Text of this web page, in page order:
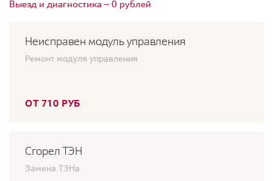
Выезд и диагностика — 0 рублей
Неисправен модуль управления
Ремонт модуля управления
ОТ 710 РУБ
Сгорел ТЭН
Замена ТЭНа